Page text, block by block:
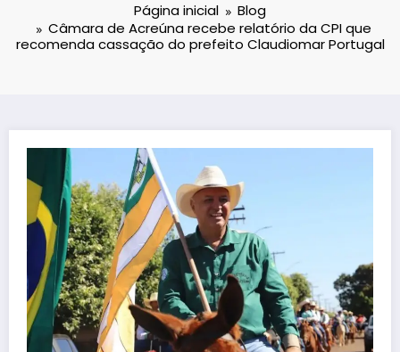
Página inicial
Blog
Câmara de Acreúna recebe relatório da CPI que
recomenda cassação do prefeito Claudiomar Portugal